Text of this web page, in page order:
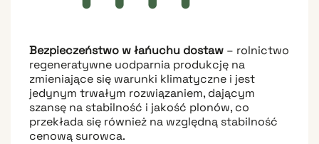
Bezpieczeństwo w łańuchu dostaw – rolnictwo
regeneratywne uodparnia produkcję na
zmieniające się warunki klimatyczne i jest
jedynym trwałym rozwiązaniem, dającym
szansę na stabilność i jakość plonów, co
przekłada się również na względną stabilność
cenową surowca.